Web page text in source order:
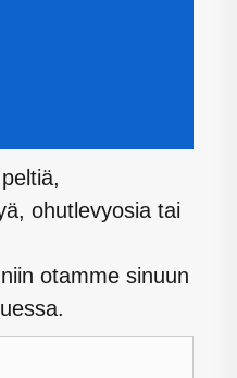
ohutlevyosia tai
otamme sinuun